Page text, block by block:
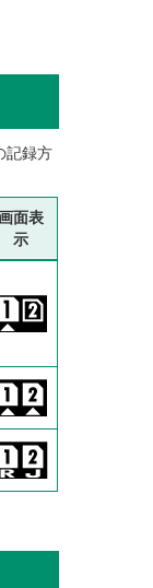
記録方
面表
示